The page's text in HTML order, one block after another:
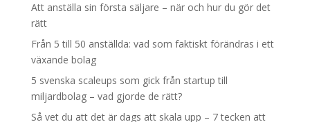
Att anställa sin första säljare – när och hur du gör det
rätt
Från 5 till 50 anställda: vad som faktiskt förändras i ett
växande bolag
5 svenska scaleups som gick från startup till
miljardbolag – vad gjorde de rätt?
Så vet du att det är dags att skala upp – 7 tecken att